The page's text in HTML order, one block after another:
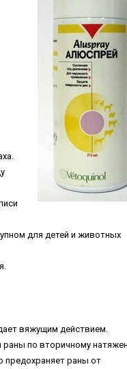
для детей и животных
вяжущим действием.
раны по вторичному
предохраняет раны от